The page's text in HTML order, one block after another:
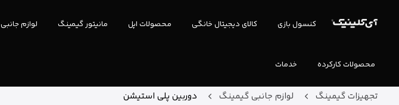
کنسول بازی کالای دیجیتال خانگی محصولات اپل مانیتور گیمینگ لوازم جانبی
محصولات کارکرده خدمات
تجهیزات گیمینگ لوازم جانبی گیمینگ دوربین پلی استیشن